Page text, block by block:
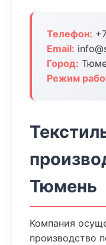
Телефон:
Email:
Город:
Режим
Тюмень
Компания
производство